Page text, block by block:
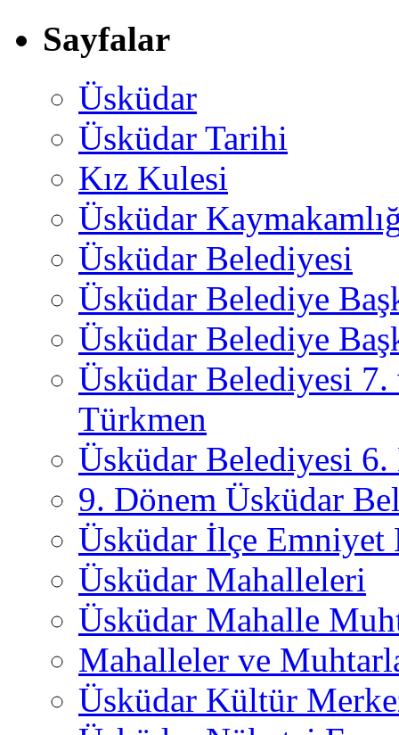
Sayfalar
Üsküdar
Üsküdar Tarihi
Kız Kulesi
Üsküdar
Üsküdar Belediyesi
Üsküdar Belediye
Üsküdar Belediye
Üsküdar Belediyesi
Türkmen
Üsküdar Belediyesi 6.
9. Dönem Üsküdar
Üsküdar İlçe
Üsküdar Mahalleleri
Üsküdar Mahalle
Mahalleler ve
Üsküdar Kültür